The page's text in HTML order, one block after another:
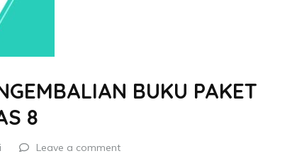
BUKU PAKET
8
Leave a comment